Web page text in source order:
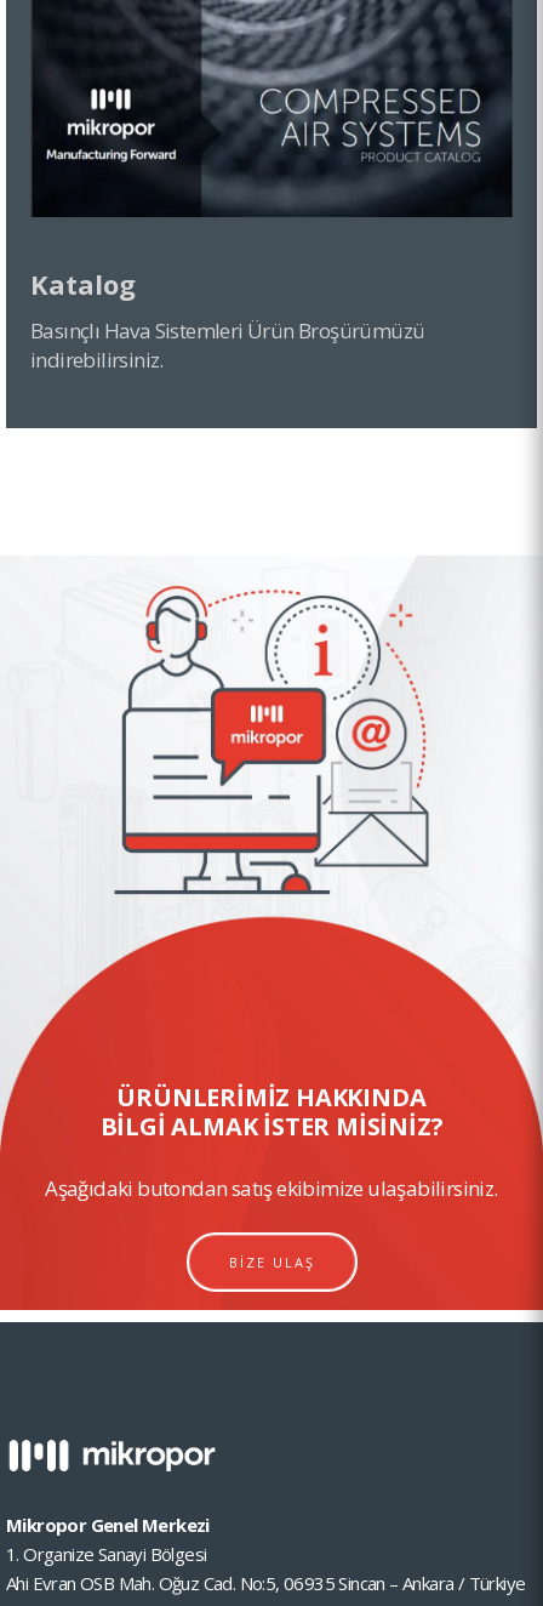
Katalog
Basınçlı Hava Sistemleri Ürün Broşürümüzü
indirebilirsiniz.
ÜRÜNLERİMİZ HAKKINDA
BİLGİ ALMAK İSTER MİSİNİZ?
Aşağıdaki butondan satış ekibimize ulaşabilirsiniz.
BİZE ULAŞ
Mikropor Genel Merkezi
1. Organize Sanayi Bölgesi
Ahi Evran OSB Mah. Oğuz Cad. No:5, 06935 Sincan – Ankara / Türkiye